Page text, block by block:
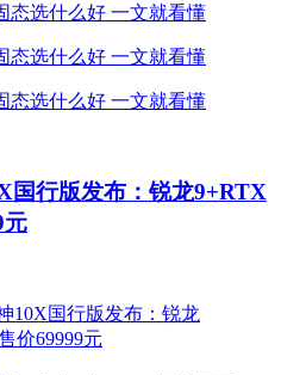
国行版发布：锐龙9+RTX
元